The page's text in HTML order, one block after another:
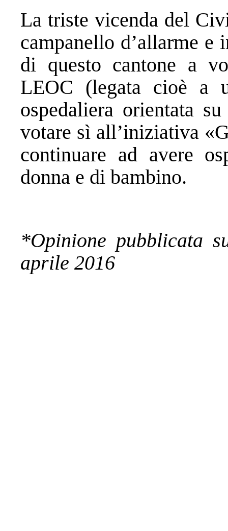
La triste vicenda del
campanello d’allarme
di questo cantone a
LEOC (legata cioè a
ospedaliera orientata
votare sì all’iniziativa
continuare ad avere
donna e di bambino.
*Opinione pubblicata
aprile 2016